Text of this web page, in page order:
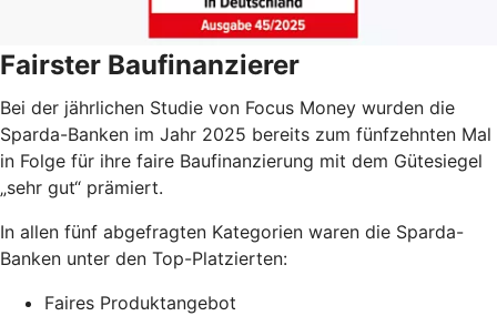
Fairster Baufinanzierer
Bei der jährlichen Studie von Focus Money wurden die
Sparda-Banken im Jahr 2025 bereits zum fünfzehnten Mal
in Folge für ihre faire Baufinanzierung mit dem Gütesiegel
„sehr gut“ prämiert.
In allen fünf abgefragten Kategorien waren die Sparda-
Banken unter den Top-Platzierten:
Faires Produktangebot